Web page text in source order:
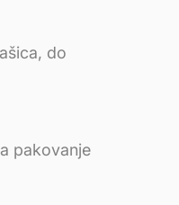
do
pakovanje